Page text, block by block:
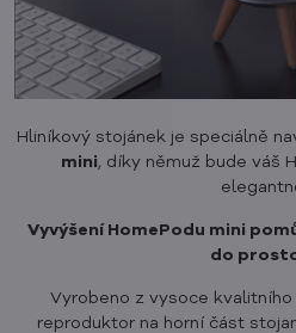
Hliníkový stojánek je speciálně
mini, díky němuž bude váš
Vyvýšení HomePodu mini
do
Vyrobeno z vysoce
reproduktor na horní část